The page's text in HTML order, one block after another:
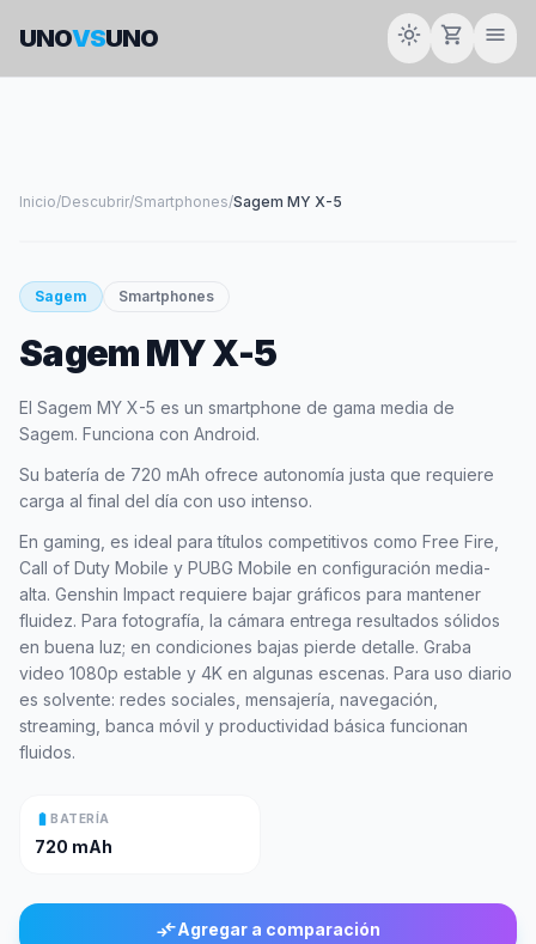
UNOVSUNO light_mode shopping_cart menu
Inicio/Descubrir/Smartphones/Sagem MY X-5
smartphone
SAGEM
Sagem Smartphones
Sagem MY X-5
El Sagem MY X-5 es un smartphone de gama media de
Sagem. Funciona con Android.
Su batería de 720 mAh ofrece autonomía justa que requiere
carga al final del día con uso intenso.
En gaming, es ideal para títulos competitivos como Free Fire,
Call of Duty Mobile y PUBG Mobile en configuración media-
alta. Genshin Impact requiere bajar gráficos para mantener
fluidez. Para fotografía, la cámara entrega resultados sólidos
en buena luz; en condiciones bajas pierde detalle. Graba
video 1080p estable y 4K en algunas escenas. Para uso diario
es solvente: redes sociales, mensajería, navegación,
streaming, banca móvil y productividad básica funcionan
fluidos.
battery_full BATERÍA
720 mAh
compare_arrowsAgregar a comparación